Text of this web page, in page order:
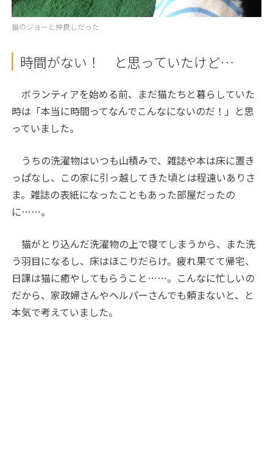
猫のジョーと仲良しだった
時間がない！ と思っていたけど…
ボランティアを始める前、まだ猫たちと暮らしていた
時は「本当に時間ってなんでこんなにないのだ！」と思
っていました。
うちの洗濯物はいつも山積みで、雑誌や本は床に置き
っぱなし、この家に引っ越してきた頃とは程遠いありさ
ま。雑誌の表紙になったこともあった部屋だったの
に……。
猫がとり込んだ洗濯物の上で寝てしまうから、また洗
う羽目になるし、床はほこりだらけ。疲れ果てて帰宅、
日課は猫に癒やしてもらうこと……。こんなに忙しいの
だから、家政婦さんやヘルパーさんでも頼まないと、と
本気で考えていました。